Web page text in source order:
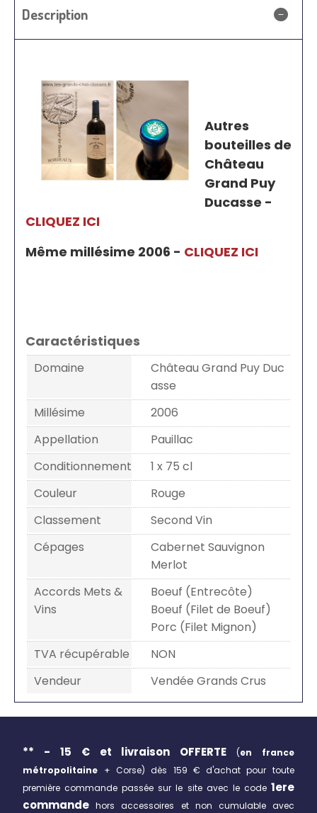
Description
Autres
bouteilles de
Château
Grand Puy
Ducasse -
CLIQUEZ ICI
Même millésime 2006 - CLIQUEZ ICI
Caractéristiques
Domaine
Château Grand Puy Duc
asse
Millésime
2006
Appellation
Pauillac
Conditionnement
1 x 75 cl
Couleur
Rouge
Classement
Second Vin
Cépages
Cabernet Sauvignon
Merlot
Accords Mets &
Vins
Boeuf (Entrecôte)
Boeuf (Filet de Boeuf)
Porc (Filet Mignon)
TVA récupérable
NON
Vendeur
Vendée Grands Crus
** - 15 € et livraison OFFERTE (en france
métropolitaine + Corse) dès 159 € d'achat pour toute
première commande passée sur le site avec le code 1ere
commande hors accessoires et non cumulable avec